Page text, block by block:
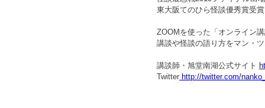
東大阪てのひら怪談優秀賞受賞
ZOOMを使った「オンライン
講談や怪談の語り方をマン・
講談師・旭堂南湖公式サイト
Twitter http://twitter.com/